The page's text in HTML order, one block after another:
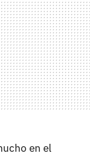
en el